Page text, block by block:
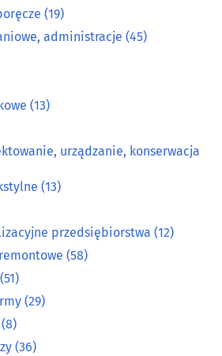
(11)
budynków
(19)
administracje (45)
(13)
urządzanie, konserwacja
(13)
przedsiębiorstwa (12)
(58)
(51)
(29)
(8)
(36)